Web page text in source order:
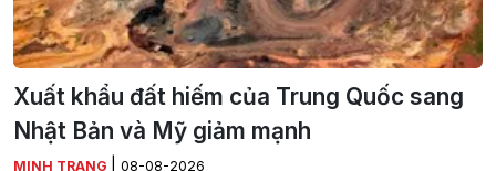
Xuất khẩu đất hiếm của Trung Quốc sang
Nhật Bản và Mỹ giảm mạnh
MINH TRANG 08-08-2026